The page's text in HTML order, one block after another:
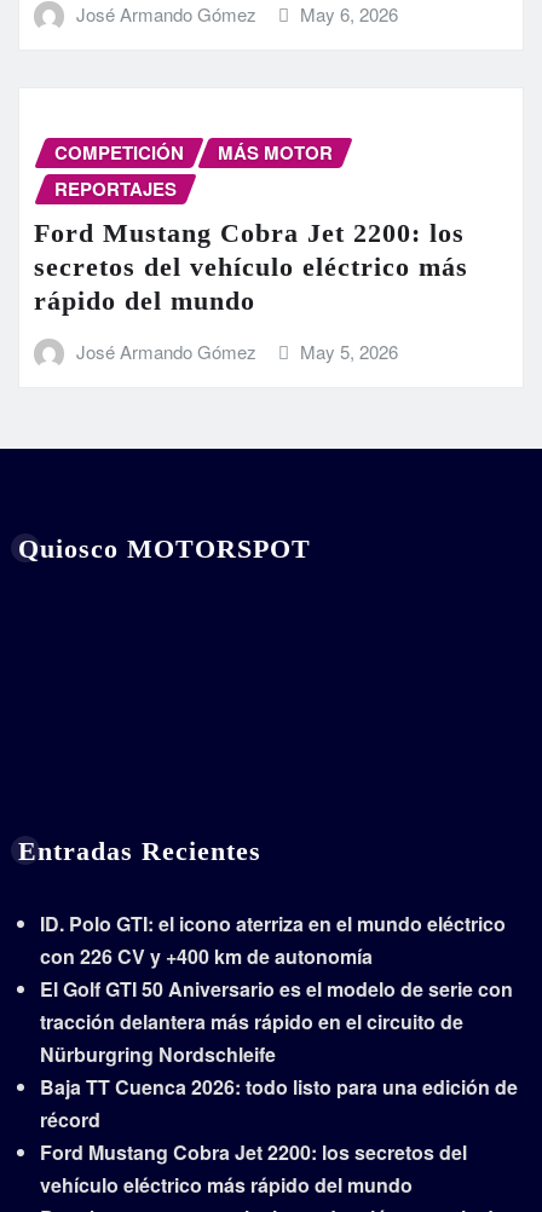
José Armando Gómez May 6, 2026
COMPETICIÓN
MÁS MOTOR
REPORTAJES
Ford Mustang Cobra Jet 2200: los
secretos del vehículo eléctrico más
rápido del mundo
José Armando Gómez May 5, 2026
Quiosco MOTORSPOT
Entradas Recientes
ID. Polo GTI: el icono aterriza en el mundo eléctrico
con 226 CV y +400 km de autonomía
El Golf GTI 50 Aniversario es el modelo de serie con
tracción delantera más rápido en el circuito de
Nürburgring Nordschleife
Baja TT Cuenca 2026: todo listo para una edición de
récord
Ford Mustang Cobra Jet 2200: los secretos del
vehículo eléctrico más rápido del mundo